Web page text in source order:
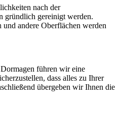
nach der
gründlich gereinigt werden.
und andere Oberflächen werden
führen wir eine
dass alles zu Ihrer
übergeben wir Ihnen die